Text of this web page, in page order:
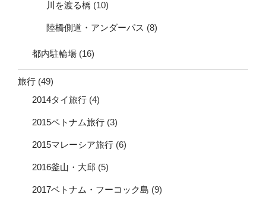
川を渡る橋 (10)
陸橋側道・アンダーパス (8)
都内駐輪場 (16)
旅行 (49)
2014タイ旅行 (4)
2015ベトナム旅行 (3)
2015マレーシア旅行 (6)
2016釜山・大邱 (5)
2017ベトナム・フーコック島 (9)